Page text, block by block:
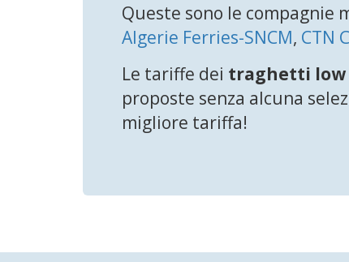
Queste sono le compagnie
Algerie Ferries-SNCM, CTN
Le tariffe dei traghetti low
proposte senza alcuna
migliore tariffa!